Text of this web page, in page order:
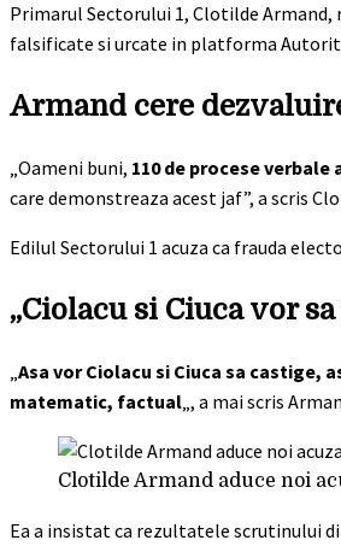
Primarul Sectorului 1, Clotilde Armand,
falsificate si urcate in platforma
Armand cere
„Oameni buni, 110 de procese
care demonstreaza acest jaf”, a scris
Edilul Sectorului 1 acuza ca frauda
„Ciolacu si Ciuca vor
„Asa vor Ciolacu si Ciuca sa castige,
matematic, factual„, a mai scris
Clotilde Armand aduce noi
Ea a insistat ca rezultatele scrutinului